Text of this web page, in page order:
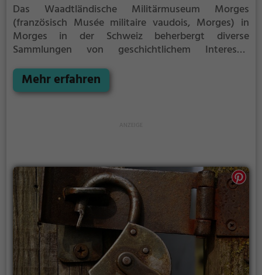
Das Waadtländische Militärmuseum Morges
(französisch Musée militaire vaudois, Morges) in
Morges in der Schweiz beherbergt diverse
Sammlungen von geschichtlichem Interesse,
schweizerischen Militärgeschichte von der Zeit der
Burgunderkriege bis zum Zweiten Weltkrieg.
Mehr erfahren